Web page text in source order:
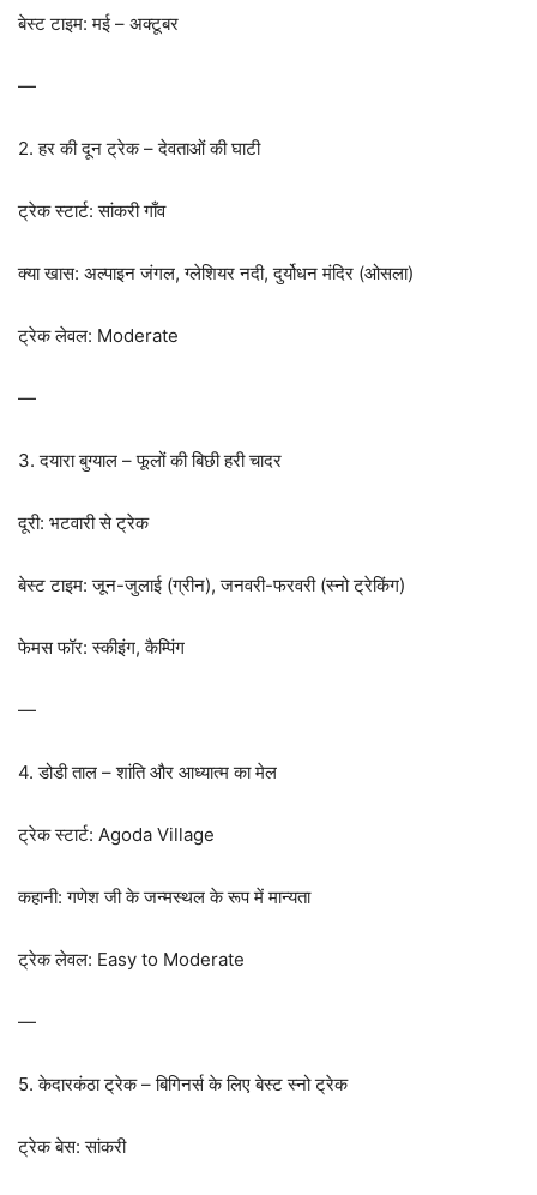
बेस्ट टाइम: मई – अक्टूबर
—
2. हर की दून ट्रेक – देवताओं की घाटी
ट्रेक स्टार्ट: सांकरी गाँव
क्या खास: अल्पाइन जंगल, ग्लेशियर नदी, दुर्योधन मंदिर (ओसला)
ट्रेक लेवल: Moderate
—
3. दयारा बुग्याल – फूलों की बिछी हरी चादर
दूरी: भटवारी से ट्रेक
बेस्ट टाइम: जून-जुलाई (ग्रीन), जनवरी-फरवरी (स्नो ट्रेकिंग)
फेमस फॉर: स्कीइंग, कैम्पिंग
—
4. डोडी ताल – शांति और आध्यात्म का मेल
ट्रेक स्टार्ट: Agoda Village
कहानी: गणेश जी के जन्मस्थल के रूप में मान्यता
ट्रेक लेवल: Easy to Moderate
—
5. केदारकंठा ट्रेक – बिगिनर्स के लिए बेस्ट स्नो ट्रेक
ट्रेक बेस: सांकरी